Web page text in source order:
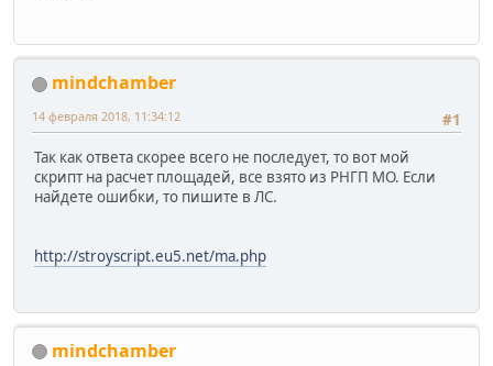
mindchamber
#1
14 февраля 2018, 11:34:12
Так как ответа скорее всего не последует, то вот мой
скрипт на расчет площадей, все взято из РНГП МО. Если
найдете ошибки, то пишите в ЛС.
http://stroyscript.eu5.net/ma.php
mindchamber